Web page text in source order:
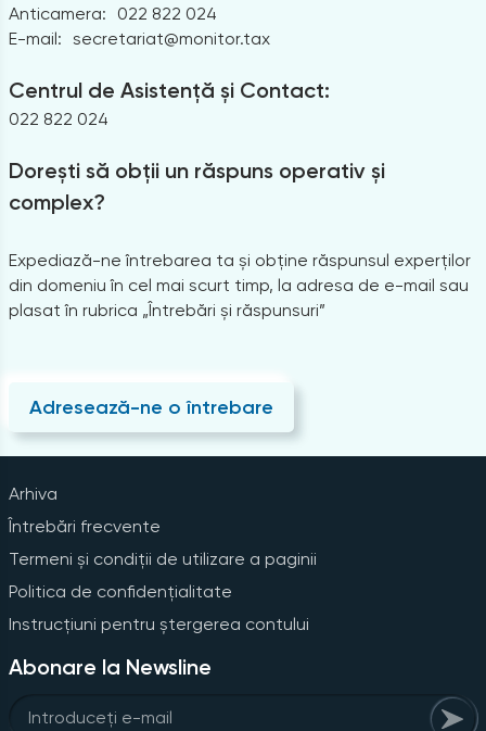
Anticamera:
022 822 024
E-mail: secretariat@monitor.tax
Centrul de Asistență și Contact:
022 822 024
Dorești să obții un răspuns operativ și
complex?
Expediază-ne întrebarea ta și obține răspunsul experților
din domeniu în cel mai scurt timp, la adresa de e-mail sau
plasat în rubrica „Întrebări și răspunsuri”
Adresează-ne o întrebare
Arhiva
Întrebări frecvente
Termeni și condiții de utilizare a paginii
Politica de confidențialitate
Instrucțiuni pentru ștergerea contului
Abonare la Newsline